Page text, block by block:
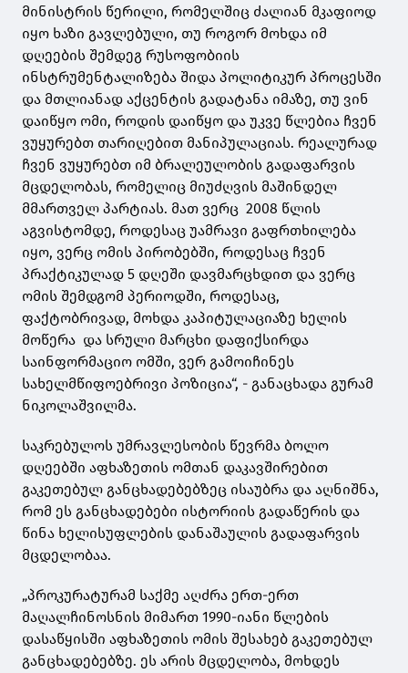
მინისტრის წერილი, რომელშიც ძალიან მკაფიოდ
იყო ხაზი გავლებული, თუ როგორ მოხდა იმ
დღეების შემდეგ რუსოფობიის
ინსტრუმენტალიზება შიდა პოლიტიკურ პროცესში
და მთლიანად აქცენტის გადატანა იმაზე, თუ ვინ
დაიწყო ომი, როდის დაიწყო და უკვე წლებია ჩვენ
ვუყურებთ თარიღებით მანიპულაციას. რეალურად
ჩვენ ვუყურებთ იმ ბრალეულობის გადაფარვის
მცდელობას, რომელიც მიუძღვის მაშინდელ
მმართველ პარტიას. მათ ვერც 2008 წლის
აგვისტომდე, როდესაც უამრავი გაფრთხილება
იყო, ვერც ომის პირობებში, როდესაც ჩვენ
პრაქტიკულად 5 დღეში დავმარცხდით და ვერც
ომის შემდგომ პერიოდში, როდესაც,
ფაქტობრივად, მოხდა კაპიტულაციაზე ხელის
მოწერა და სრული მარცხი დაფიქსირდა
საინფორმაციო ომში, ვერ გამოიჩინეს
სახელმწიფოებრივი პოზიცია“, - განაცხადა გურამ
ნიკოლაშვილმა.
საკრებულოს უმრავლესობის წევრმა ბოლო
დღეებში აფხაზეთის ომთან დაკავშირებით
გაკეთებულ განცხადებებზეც ისაუბრა და აღნიშნა,
რომ ეს განცხადებები ისტორიის გადაწერის და
წინა ხელისუფლების დანაშაულის გადაფარვის
მცდელობაა.
„პროკურატურამ საქმე აღძრა ერთ-ერთ
მაღალჩინოსნის მიმართ 1990-იანი წლების
დასაწყისში აფხაზეთის ომის შესახებ გაკეთებულ
განცხადებებზე. ეს არის მცდელობა, მოხდეს